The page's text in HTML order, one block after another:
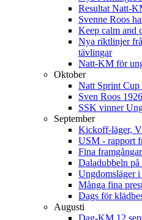
Resultat Natt-
Svenne Roos
Keep calm and
Nya riktlinjer
tävlingar
Natt-KM för
Oktober
Natt Sprint Cup
Sven Roos
SSK vinner
September
Kickoff-läger,
USM - rapport
Fina
Daladubbeln
Ungdomsläger
Många fina
Dags för
Augusti